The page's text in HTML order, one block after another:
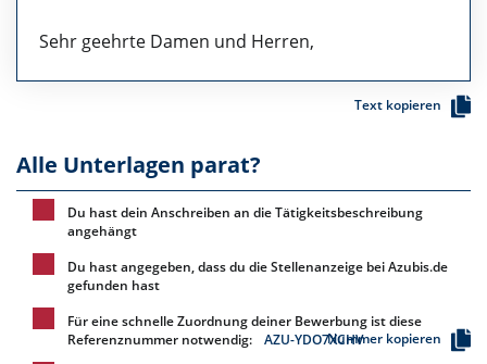
Sehr geehrte Damen und Herren,
Text kopieren
Alle Unterlagen parat?
Du hast dein Anschreiben an die Tätigkeitsbeschreibung
angehängt
Du hast angegeben, dass du die Stellenanzeige bei Azubis.de
gefunden hast
Für eine schnelle Zuordnung deiner Bewerbung ist diese
Referenznummer notwendig:
AZU-YDO7XCHVNummer kopieren